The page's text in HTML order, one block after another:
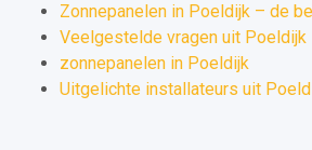
Zonnepanelen in Poeldijk – de
Veelgestelde vragen uit Poeldijk
zonnepanelen in Poeldijk
Uitgelichte installateurs uit